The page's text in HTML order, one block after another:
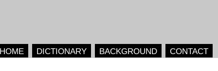
HOME DICTIONARY BACKGROUND CONTACT